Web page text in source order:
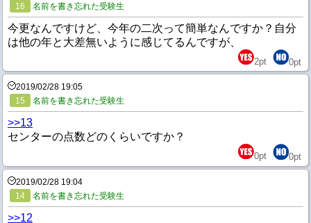
16
名前を書き忘れた受験生
今更なんですけど、今年の二次って簡単なんですか？自分
は他の年と大差無いように感じてるんですが、
2pt 0pt
2019/02/28 19:05
15
名前を書き忘れた受験生
>>13
センターの点数どのくらいですか？
0pt 0pt
2019/02/28 19:04
14
名前を書き忘れた受験生
>>12